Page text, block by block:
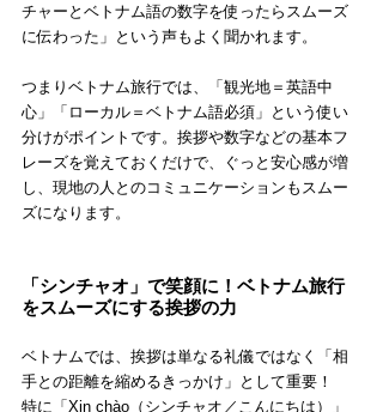
チャーとベトナム語の数字を使ったらスムーズ
に伝わった」という声もよく聞かれます。
つまりベトナム旅行では、「観光地＝英語中
心」「ローカル＝ベトナム語必須」という使い
分けがポイントです。挨拶や数字などの基本フ
レーズを覚えておくだけで、ぐっと安心感が増
し、現地の人とのコミュニケーションもスムー
ズになります。
「シンチャオ」で笑顔に！ベトナム旅行
をスムーズにする挨拶の力
ベトナムでは、挨拶は単なる礼儀ではなく「相
手との距離を縮めるきっかけ」として重要！
特に「Xin chào（シンチャオ／こんにちは）」